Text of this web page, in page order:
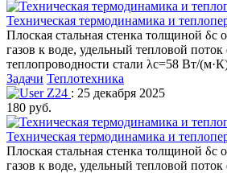
Техническая термодинамика и
Плоская стальная стенка толщиной δс
газов к воде, удельный тепловой
теплопроводности стали λс=58 Вт/
Задачи Теплотехника
Z24 : 25 декабря 2025
180 руб.
Техническая термодинамика и
Плоская стальная стенка толщиной δс
газов к воде, удельный тепловой